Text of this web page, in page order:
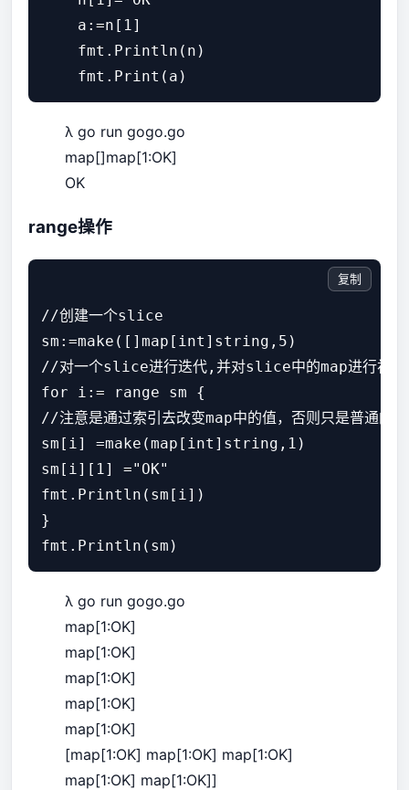
    a:=n[1]
    fmt.Println(n)
λ go run gogo.go
map[]map[1:OK]
OK
range操作
//创建一个slice
sm:=make([]map[int]string,5)
//对一个slice进行迭代,并对slice中的map进行初始
for i:= range sm {
//注意是通过索引去改变map中的值，否则只是普通的
sm[i] =make(map[int]string,1)
sm[i][1] ="OK"
fmt.Println(sm[i])
}
复制
λ go run gogo.go
map[1:OK]
map[1:OK]
map[1:OK]
map[1:OK]
map[1:OK]
[map[1:OK] map[1:OK] map[1:OK]
map[1:OK] map[1:OK]]